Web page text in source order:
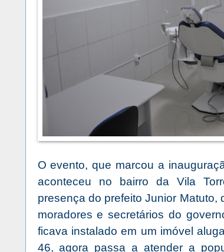
O evento, que marcou a
aconteceu no bairro da Vila
presença do prefeito Junior Matuto,
moradores e secretários do
ficava instalado em um imóvel
46, agora passa a atender a